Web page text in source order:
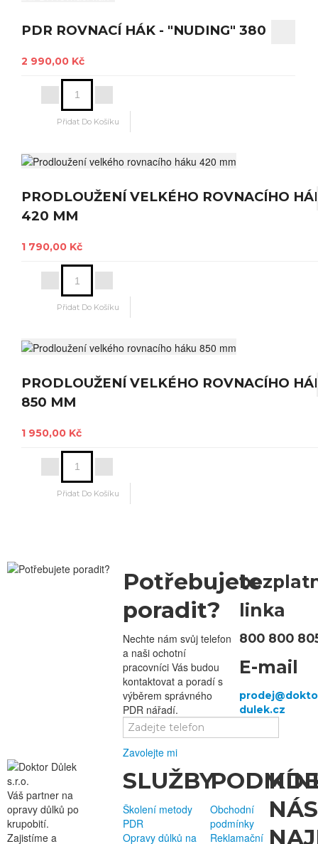
PDR ROVNACÍ HÁK - "NUDING" 380 MM
2 990,00 Kč
PRODLOUŽENÍ VELKÉHO ROVNACÍHO
420 MM
1 790,00 Kč
PRODLOUŽENÍ VELKÉHO ROVNACÍHO
850 MM
1 950,00 Kč
Potřebujete
poradit?
Nechte nám svůj telefon
a naši ochotní
pracovníci Vás budou
kontaktovat a poradí s
výběrem správného
PDR nářadí.
Zavolejte mi
linka
800 800
E-mail
Váš partner na
opravy důlků po
krupobití.
Zajistíme a
SLUŽBY
Školení metody
PDR
Opravy důlků na
Obchodní
podmínky
Reklamační
KDE
NÁS